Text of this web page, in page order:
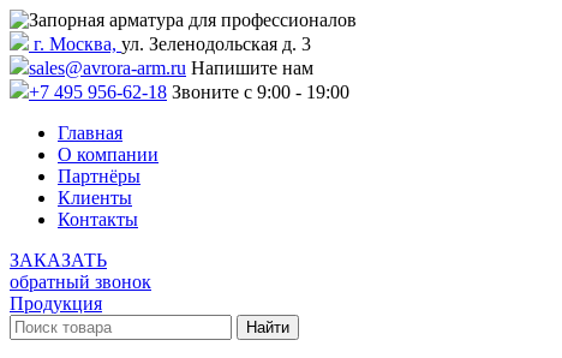
г. Москва, ул. Зеленодольская д. 3
sales@avrora-arm.ru Напишите нам
+7 495 956-62-18 Звоните с 9:00 - 19:00
Главная
О компании
Партнёры
Клиенты
Контакты
ЗАКАЗАТЬ
обратный звонок
Продукция